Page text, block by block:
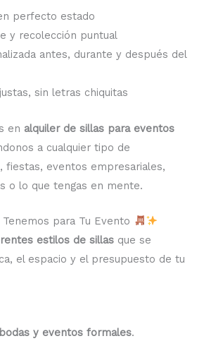
perfecto estado
y recolección puntual
antes, durante y después del
sin letras chiquitas
en alquiler de sillas para eventos
a cualquier tipo de
fiestas, eventos empresariales,
o lo que tengas en mente.
para Tu Evento
estilos de sillas que se
el espacio y el presupuesto de tu
bodas y eventos formales.